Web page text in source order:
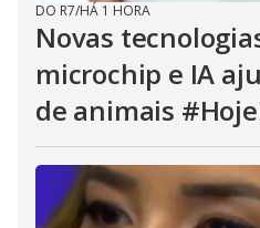
DO R7/HÁ 1 HORA
Novas
microchip e IA
de animais